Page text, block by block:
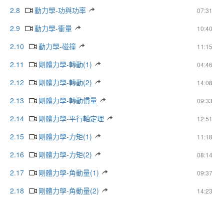
2.8
07:31
動力學-功與功率
2.9
10:40
動力學-衝量
2.10
11:15
動力學-碰撞
2.11
04:46
剛體力學-轉動(1)
2.12
14:08
剛體力學-轉動(2)
2.13
09:33
剛體力學-轉動慣量
2.14
12:51
剛體力學-平行軸定理
2.15
11:18
剛體力學-力矩(1)
2.16
08:14
剛體力學-力矩(2)
2.17
09:37
剛體力學-角動量(1)
2.18
14:23
剛體力學-角動量(2)